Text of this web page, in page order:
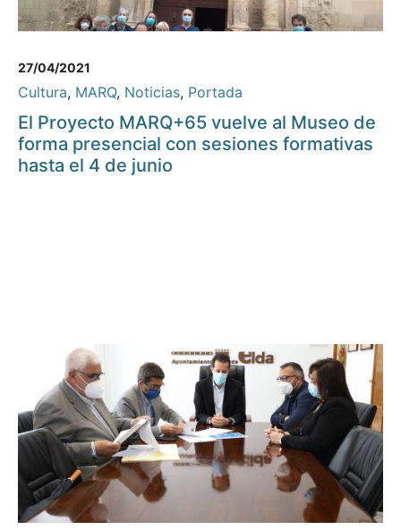
27/04/2021
Cultura, MARQ, Noticias, Portada
El Proyecto MARQ+65 vuelve al Museo de
forma presencial con sesiones formativas
hasta el 4 de junio